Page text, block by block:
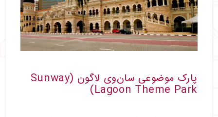
پارک موضوعی سان‌وی لاگون (Sunway
Lagoon Theme Park)